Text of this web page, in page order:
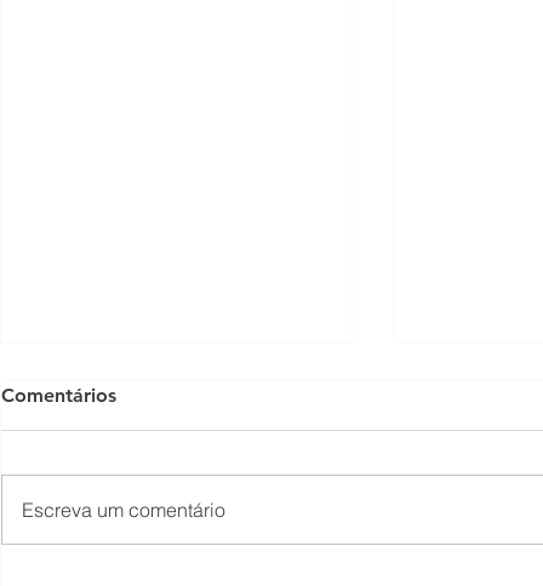
Comentários
Escreva um comentário